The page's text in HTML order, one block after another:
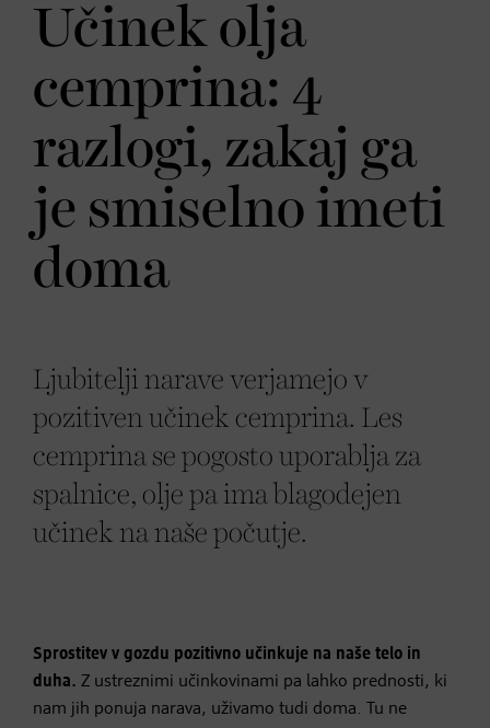
Učinek olja
cemprina: 4
razlogi, zakaj ga
je smiselno imeti
doma
Ljubitelji narave verjamejo v
pozitiven učinek cemprina. Les
cemprina se pogosto uporablja za
spalnice, olje pa ima blagodejen
učinek na naše počutje.
Sprostitev v gozdu pozitivno učinkuje na naše telo in
duha. Z ustreznimi učinkovinami pa lahko prednosti, ki
nam jih ponuja narava, uživamo tudi doma. Tu ne